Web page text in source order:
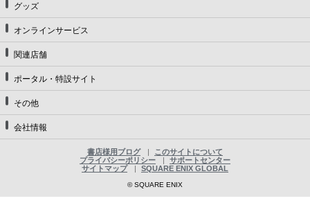
グッズ
オンラインサービス
関連店舗
ポータル・特設サイト
その他
会社情報
書店様用ブログ
このサイトについて
プライバシーポリシー
サポートセンター
サイトマップ
SQUARE ENIX GLOBAL
© SQUARE ENIX